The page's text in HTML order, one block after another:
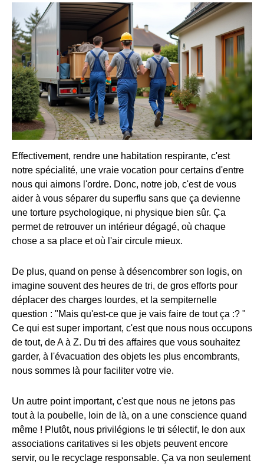
Effectivement, rendre une habitation respirante, c'est
notre spécialité, une vraie vocation pour certains d'entre
nous qui aimons l'ordre. Donc, notre job, c'est de vous
aider à vous séparer du superflu sans que ça devienne
une torture psychologique, ni physique bien sûr. Ça
permet de retrouver un intérieur dégagé, où chaque
chose a sa place et où l'air circule mieux.
De plus, quand on pense à désencombrer son logis, on
imagine souvent des heures de tri, de gros efforts pour
déplacer des charges lourdes, et la sempiternelle
question : "Mais qu'est-ce que je vais faire de tout ça :? "
Ce qui est super important, c'est que nous nous occupons
de tout, de A à Z. Du tri des affaires que vous souhaitez
garder, à l'évacuation des objets les plus encombrants,
nous sommes là pour faciliter votre vie.
Un autre point important, c'est que nous ne jetons pas
tout à la poubelle, loin de là, on a une conscience quand
même ! Plutôt, nous privilégions le tri sélectif, le don aux
associations caritatives si les objets peuvent encore
servir, ou le recyclage responsable. Ça va non seulement